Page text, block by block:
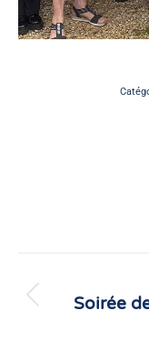
article
Soirée